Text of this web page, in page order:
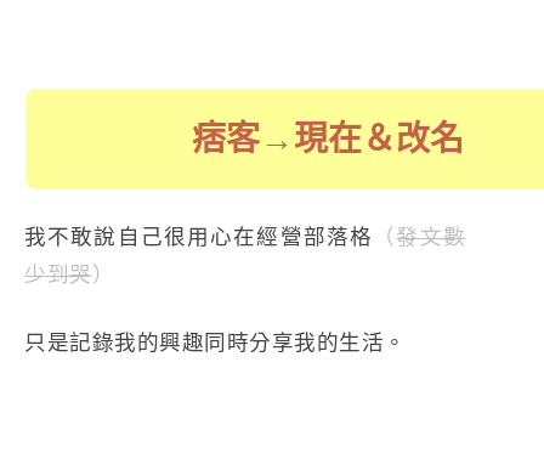
痞客→現在＆改名
我不敢說自己很用心在經營部落格 （發文數
少到哭）
只是記錄我的興趣同時分享我的生活。